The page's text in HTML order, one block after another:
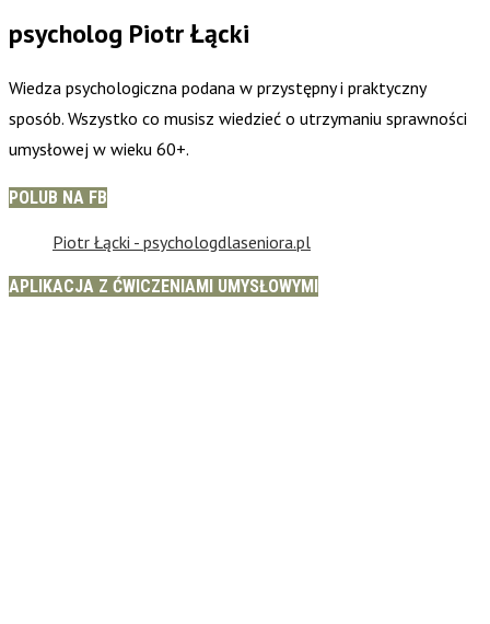
psycholog Piotr Łącki
Wiedza psychologiczna podana w przystępny i praktyczny
sposób. Wszystko co musisz wiedzieć o utrzymaniu sprawności
umysłowej w wieku 60+.
POLUB NA FB
Piotr Łącki - psychologdlaseniora.pl
APLIKACJA Z ĆWICZENIAMI UMYSŁOWYMI